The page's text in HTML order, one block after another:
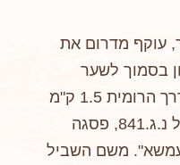
עוקף מדרום את
בסמוך לשער
הכניסה ליישוב ונצמד אל הדרך הרומית 1.5 ק"מ
מתחילת השביל הוא עובר על נ.ג.841, פסגה
משם השביל